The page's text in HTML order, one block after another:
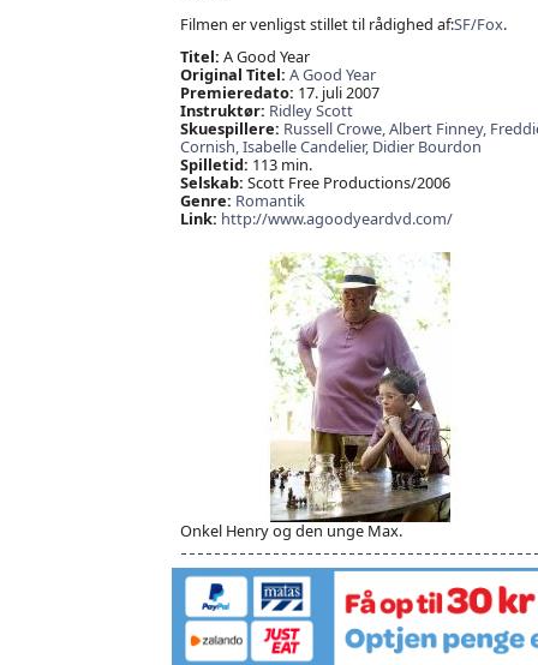
Filmen er venligst stillet til rådighed af:SF/Fox.
Titel: A Good Year
Original Titel: A Good Year
Premieredato: 17. juli 2007
Instruktør: Ridley Scott
Skuespillere: Russell Crowe,Albert Finney,
Cornish,Isabelle Candelier, Didier Bourdon
Spilletid: 113 min.
Selskab: Scott Free Productions/2006
Genre: Romantik
Link: http://www.agoodyeardvd.com/
Onkel Henry og den unge Max.